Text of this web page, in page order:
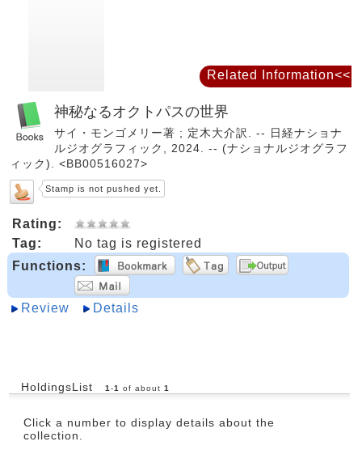
神秘なるオクトパスの世界
サイ・モンゴメリー著 ; 定木大介訳. -- 日経ナショナ
ルジオグラフィック, 2024. -- (ナショナルジオグラフ
ィック). <BB00516027>
Stamp is not pushed yet.
Rating:
Tag:
No tag is registered
Functions:
Review Details
HoldingsList 1-1 of about 1
Click a number to display details about the
collection.
Related Information<<